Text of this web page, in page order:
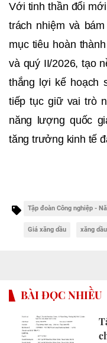
Với tinh thần đổi
trách nhiệm và
mục tiêu hoàn
và quý II/2026, tạo
thắng lợi kế hoạch
tiếp tục giữ vai trò
năng lượng quốc
tăng trưởng kinh tế
Tập đoàn Công nghiệp -
Giá xăng dầu xăng dầu
BÀI ĐỌC NHIỀU